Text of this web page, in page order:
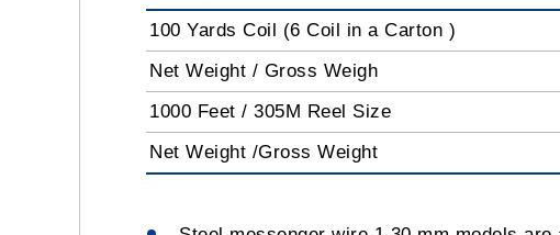
100 Yards Coil (6 Coil in a Carton )
Net Weight / Gross Weigh
1000 Feet / 305M Reel Size
Net Weight /Gross Weight